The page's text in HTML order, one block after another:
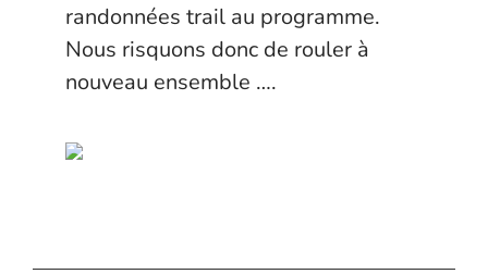
randonnées trail au programme.
Nous risquons donc de rouler à
nouveau ensemble ….